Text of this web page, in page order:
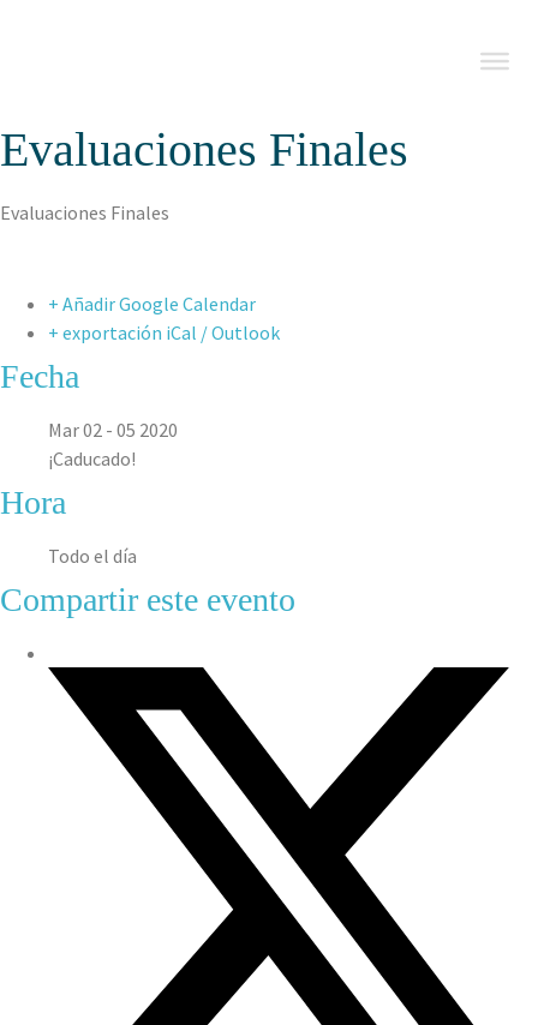
Evaluaciones Finales
Evaluaciones Finales
+ Añadir Google Calendar
+ exportación iCal / Outlook
Fecha
Mar 02 - 05 2020
¡Caducado!
Hora
Todo el día
Compartir este evento